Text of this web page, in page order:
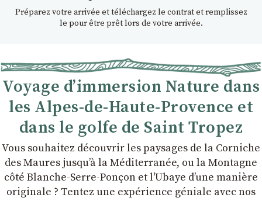
Préparez votre arrivée et téléchargez le contrat et remplissez
le pour être prêt lors de votre arrivée.
Voyage d’immersion Nature dans
les Alpes-de-Haute-Provence et
dans le golfe de Saint Tropez
Vous souhaitez découvrir les paysages de la Corniche
des Maures jusqu’à la Méditerranée, ou la Montagne
côté Blanche-Serre-Ponçon et l'Ubaye dʼune manière
originale ? Tentez une expérience géniale avec nos